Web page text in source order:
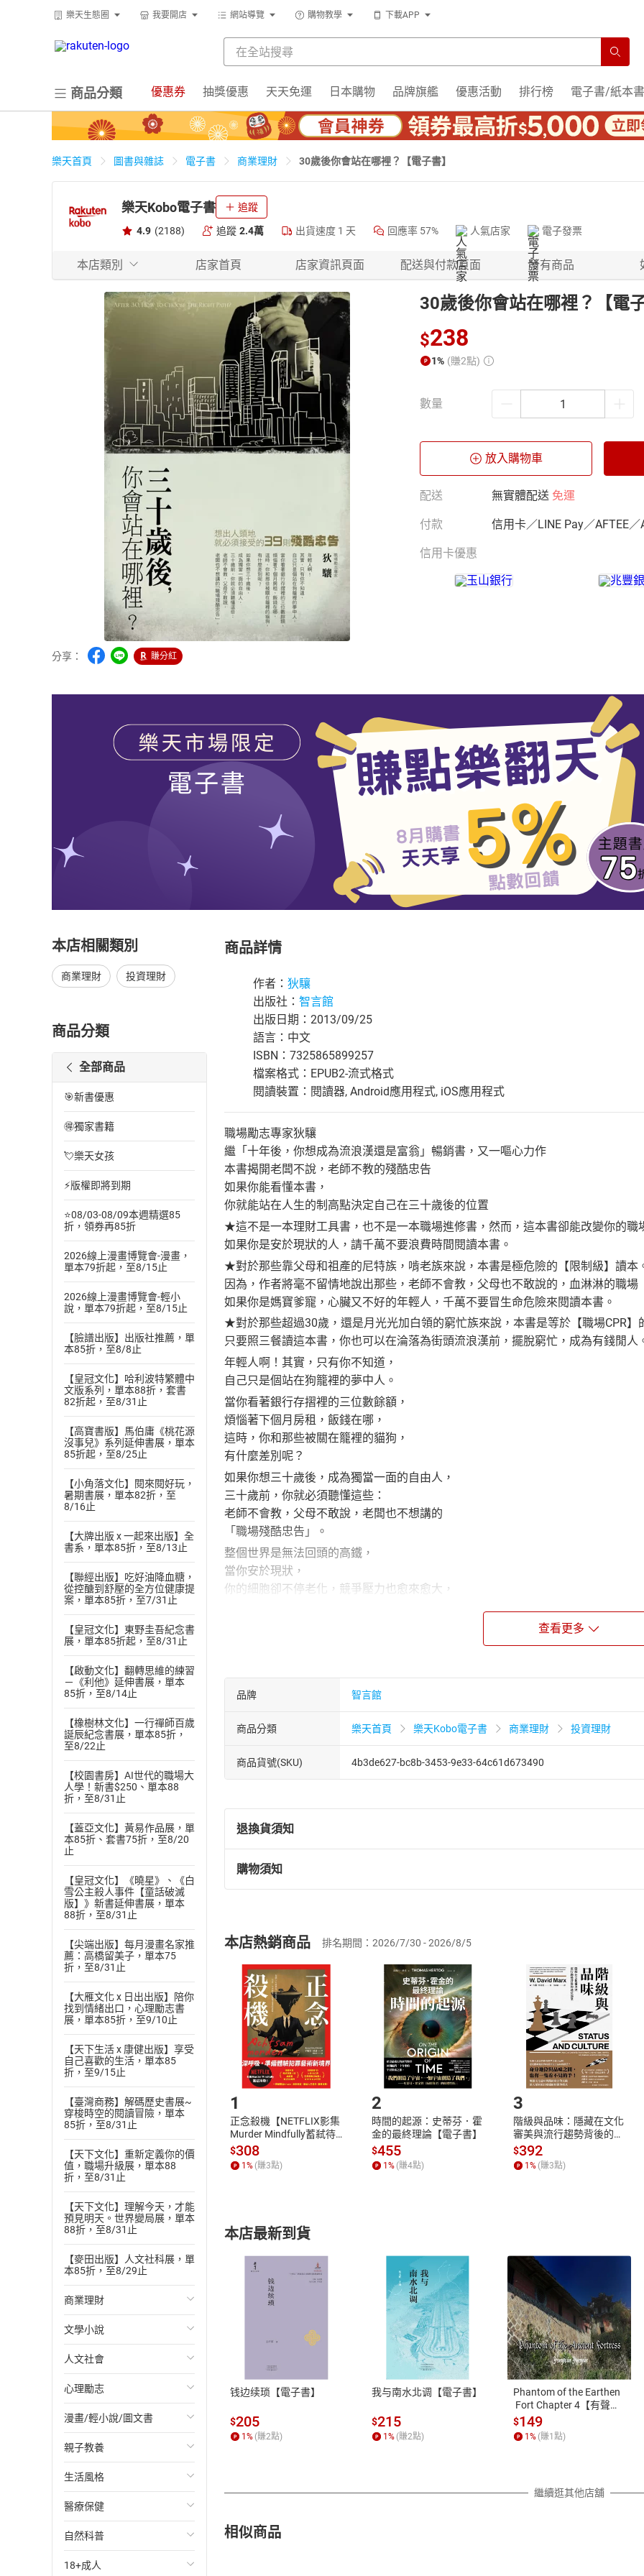
樂天生態圈 我要開店 網站導覽 購物教學 下載APP
商品分類 優惠券 抽獎優惠 天天免運 日本購物 品牌旗艦 優惠活動 排行榜 電子書/紙本書
樂天首頁 圖書與雜誌 電子書 商業理財 30歲後你會站在哪裡？【電子書】
樂天Kobo電子書 追蹤
4.9 (2188) 追蹤 2.4萬 出貨速度 1 天 回應率 57% 人氣店家 電子發票
本店類別 店家首頁 店家資訊頁面 配送與付款頁面 所有商品
分享： 賺分紅
30歲後你會站在哪裡？【電子
$238
1% (賺2點)
數量
放入購物車
配送 無實體配送 免運
付款 信用卡／LINE Pay／AFTEE／
信用卡優惠
本店相關類別
商業理財 投資理財
商品分類
全部商品
🎯新書優惠
🉐獨家書籍
💘樂天女孩
⚡版權即將到期
⭐08/03-08/09本週精選85
折，領券再85折
2026線上漫畫博覽會-漫畫，
單本79折起，至8/15止
2026線上漫畫博覽會-輕小
說，單本79折起，至8/15止
【臉譜出版】出版社推薦，單
本85折，至8/8止
【皇冠文化】哈利波特繁體中
文版系列，單本88折，套書
82折起，至8/31止
【高寶書版】馬伯庸《桃花源
沒事兒》系列延伸書展，單本
85折起，至8/25止
【小角落文化】閱來閱好玩，
暑期書展，單本82折，至
8/16止
【大牌出版 x 一起來出版】全
書系，單本85折，至8/13止
【聯經出版】吃好油降血糖，
從控醣到舒壓的全方位健康提
案，單本85折，至7/31止
【皇冠文化】東野圭吾紀念書
展，單本85折起，至8/31止
【啟動文化】翻轉思維的練習
－《利他》延伸書展，單本
85折，至8/14止
【橡樹林文化】一行禪師百歲
誕辰紀念書展，單本85折，
至8/22止
【校園書房】AI世代的職場大
人學！新書$250、單本88
折，至8/31止
【蓋亞文化】黃易作品展，單
本85折、套書75折，至8/20
止
【皇冠文化】《曉星》、《白
雪公主殺人事件【童話破滅
版】》新書延伸書展，單本
88折，至8/31止
【尖端出版】每月漫畫名家推
薦：高橋留美子，單本75
折，至8/31止
【大雁文化 x 日出出版】陪你
找到情緒出口，心理勵志書
展，單本85折，至9/10止
【天下生活 x 康健出版】享受
自己喜歡的生活，單本85
折，至9/15止
【臺灣商務】解碼歷史書展~
穿梭時空的閱讀冒險，單本
85折，至8/31止
【天下文化】重新定義你的價
值，職場升級展，單本88
折，至8/31止
【天下文化】理解今天，才能
預見明天。世界變局展，單本
88折，至8/31止
【麥田出版】人文社科展，單
本85折，至8/29止
商業理財
投資理財
經濟/趨勢
財務/金融
管理/領導
職場工作術
成功法
行銷/廣告
傳記
商務/商學
文學小說
歐美文學
日本文學
韓國文學
華文文學
經典文學
成長/家庭生活小說
懸疑/推理小說
科幻/奇幻小說
人文社會
國際關係
政治
社會科學
台灣/中國歷史
日/韓歷史
其他歷史/史學
法律
心理勵志
心靈成長/情緒
人際關係
兩性關係
心理學
漫畫/輕小說/圖文書
輕小說
奇幻/科幻
愛情故事
職場/社會寫實
懸疑/推理
親子教養
教育現場
兒童文學/故事
兒童科普/學習
育兒百科
生活風格
飲食/食譜
健身/美顏
運動/遊戲
醫療保健
健康/養生
常見疾病
自然科普
生物科學
18+成人
商品詳情
作者： 狄驤
出版社： 智言館
出版日期：2013/09/25
語言：中文
ISBN：7325865899257
檔案格式：EPUB2-流式格式
閱讀裝置：閱讀器, Android應用程式, iOS應用程式
職場勵志專家狄驤
繼「十年後，你想成為流浪漢還是富翁」暢銷書，又一嘔心力作
本書揭開老闆不說，老師不教的殘酷忠告
如果你能看懂本書，
你就能站在人生的制高點決定自己在三十歲後的位置
★這不是一本理財工具書，也不是一本職場進修書，然而，這本書卻能改變你的職
如果你是安於現狀的人，請千萬不要浪費時間閱讀本書。
★對於那些靠父母和祖產的尼特族，啃老族來說，本書是極危險的【限制級】讀本
因為，作者將毫不留情地說出那些，老師不會教，父母也不敢說的，血淋淋的職場
如果你是媽寶爹寵，心臟又不好的年輕人，千萬不要冒生命危險來閱讀本書。
★對於那些超過30歲，還是月光光加白領的窮忙族來說，本書是等於【職場CPR】
只要照三餐讀這本書，你也可以在淪落為街頭流浪漢前，擺脫窮忙，成為有錢閒人
年輕人啊！其實，只有你不知道，
自己只是個站在狗籠裡的夢中人。
當你看著銀行存摺裡的三位數餘額，
煩惱著下個月房租，飯錢在哪，
這時，你和那些被關在籠裡的貓狗，
有什麼差別呢？
如果你想三十歲後，成為獨當一面的自由人，
三十歲前，你就必須聽懂這些：
老師不會教，父母不敢說，老闆也不想講的
「職場殘酷忠告」。
整個世界是無法回頭的高鐵，
當你安於現狀，
你的細胞卻不停老化，競爭壓力也愈來愈大，
謹將本書獻給不甘於平凡，想在三十歲後出人頭地的年輕人。
玩樂享受度日。
你必須知道，每個人想站在哪裡，會站在哪裡，並不是你當下的選擇，就能夠決
現在，許多二十多歲的社會新鮮人，一個個總是抱持著過一天算一天的心態，渾
向和目標，天天做白日夢什麼都想嘗試。
結果就是，浪費了好幾年的時間，卻還是兩手空空整天埋怨：「這都是命運的安排
這本書不會教你怎麼做才能成功，而是透過39則殘酷的現實忠告，點醒還在舒適圈
不論現在的你幾歲，正站在哪個位置上，你只需要知道，每個當下都是決定未來
在哪裡？由你自己決定。
查看更多
品牌 智言館
商品分類 樂天首頁 樂天Kobo電子書 商業理財 投資理財
商品貨號(SKU) 4b3de627-bc8b-3453-9e33-64c61d673490
退換貨須知
退換貨規定：
(一)依消費者保護法第19條第1項後段暨通訊交易解除權合理例外情事適用
(二)消費者訂購本店鋪之商品即代表知悉本店鋪所銷售之商品為電子書，屬
且已下載/存取電子書，不得請求退貨退款。
退貨方式：您欲取消訂單或辦理退貨時，請登入樂天市場，並於「我的訂單」
貨」，本店鋪將依您的申請進行審核，待審核通過後將為您辦理退款事宜。
請注意，樂天市場須以整筆訂單為單位進行取消/退貨，恕無法以單支商品取消
購物須知
挑選商品
Choose
放入購物車
Shopping cart
登入帳號
Login
購書後，如何開始使用？
Step1.選擇閱讀載具 Step2.登入
付款方式
ATM轉帳、信用卡、LINE PAY、AFTEE
退換貨規範
本店是否提供消費者保護法七日猶
之權利，遽消費者保護法及通訊交
除權合理例外情事適用準則，依商
質各有不同規定。詳細退換貨說明
照各商品說明。
本店熱銷商品 排名期間：2026/7/30 - 2026/8/5
1
正念殺機【NETFLIX影集
Murder Mindfully蓄弒待
發】【電子書】
$308
1 % (賺3點)
2
時間的起源：史蒂芬．霍
金的最終理論【電子書】
$455
1 % (賺4點)
3
階級與品味：隱藏在文化
審美與流行趨勢背後的地
位渴望【電子書】
$392
1 % (賺3點)
本店最新到貨
钱边续琐【電子書】
$205
1 % (賺2點)
我与南水北调【電子書】
$215
1 % (賺2點)
Phantom of the Earthen
Fort Chapter 4【有聲
書】
$149
1 % (賺1 點)
繼續逛其他店舖
相似商品